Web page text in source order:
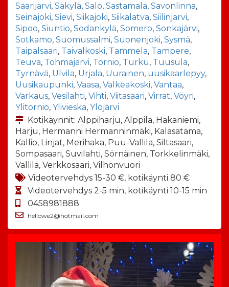
Saarijärvi, Säkylä, Salo, Sastamala, Savonlinna,
Seinäjoki, Sievi, Siikajoki, Siikalatva, Siilinjärvi,
Sipoo, Siuntio, Sodankylä, Somero, Sonkajärvi,
Sotkamo, Suomussalmi, Suonenjoki, Sysmä,
Taipalsaari, Taivalkoski, Tammela, Tampere,
Teuva, Tohmajärvi, Tornio, Turku, Tuusula,
Tyrnävä, Ulvila, Urjala, Uurainen, uusikaarlepyy,
Uusikaupunki, Vaasa, Valkeakoski, Vantaa,
Varkaus, Vesilahti, Vihti, Viitasaari, Virrat, Vöyri,
Ylitornio, Ylivieska, Ylöjärvi
Kotikäynnit: Alppiharju, Alppila, Hakaniemi,
Harju, Hermanni Hermanninmäki, Kalasatama,
Kallio, Linjat, Merihaka, Puu-Vallila, Siltasaari,
Sompasaari, Suvilahti, Sörnäinen, Torkkelinmäki,
Vallila, Verkkosaari, Vilhonvuori
Videotervehdys 15-30 €, kotikäynti 80 €
Videotervehdys 2-5 min, kotikäynti 10-15 min
0458981888
hellowe2@hotmail.com